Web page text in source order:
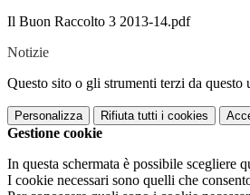
Il Buon Raccolto 3 2013-14.pdf
Notizie
Questo sito o gli strumenti terzi da
Personalizza Rifiuta tutti i cookies
Gestione cookie
In questa schermata è possibile scegliere
I cookie necessari sono quelli che